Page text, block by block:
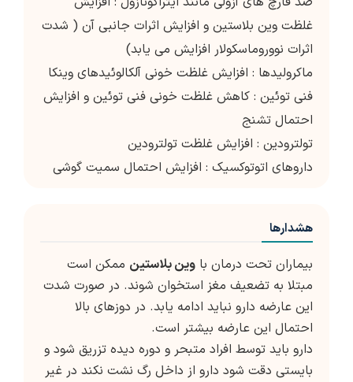
غلظت وین بلاستین و افزایش اثرات جانبی آن ( شدت
اثرات نووروماسکولار افزایش می یابد)
ماکرولیدها : افزایش غلظت خونی آلکالوئیدهای وینکا
فنی توئین : کاهش غلظت خونی فنی توئین و افزایش
احتمال تشنج
تولترودین : افزایش غلظت تولترودین
داروهای اتوتوکسیک : افزایش احتمال سمیت گوشی
هشدارها
بیماران تحت درمان با وین بلاستین ممکن است
مبتلا به تضعیف مغز استخوان شوند. در صورت شدت
این عارضه دارو نباید ادامه یابد. در دوزهای بالا
احتمال این عارضه بیشتر است.
دارو باید توسط افراد متبحر و دوره دیده تزریق شود و
بایستی دقت شود دارو از داخل رگ نشت نکند در غیر